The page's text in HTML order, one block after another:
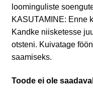
loominguliste
KASUTAMINE: Enne
Kandke niisketesse
otsteni. Kuivatage
saamiseks.
Toode ei ole saadaval